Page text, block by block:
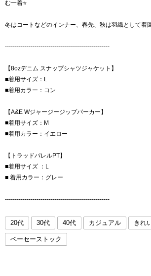
む一着⭐️
冬はコートなどのインナー、春先、秋は羽織として着
-----------------------------------------------------
【8ozデニム スナップシャツジャケット】
■着用サイズ：L
■着用カラー：コン
【A&E Wジャージージップパーカー】
■着用サイズ：M
■着用カラー：イエロー
【トラッドパレルPT】
■着用サイズ ：L
■ 着用カラー：グレー
-----------------------------------------------------
20代 30代 40代 カジュアル きれ
ベーセーストック